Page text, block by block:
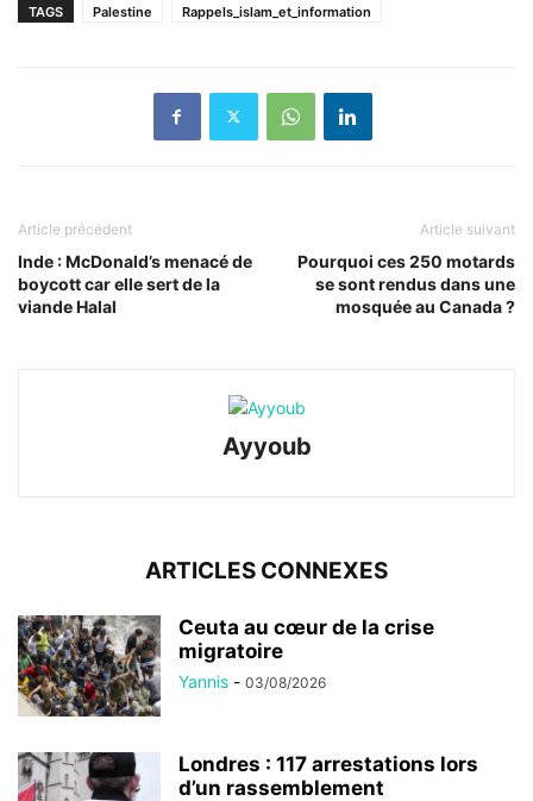
TAGS Palestine Rappels_islam_et_information
Article précédent
Inde : McDonald’s menacé de
boycott car elle sert de la
viande Halal
Article suivant
Pourquoi ces 250 motards
se sont rendus dans une
mosquée au Canada ?
Ayyoub
ARTICLES CONNEXES
Ceuta au cœur de la crise
migratoire
Yannis - 03/08/2026
Londres : 117 arrestations lors
d’un rassemblement